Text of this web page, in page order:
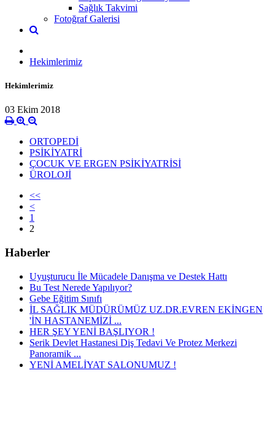
Sağlık Takvimi
Fotoğraf Galerisi
Hekimlerimiz
Hekimlerimiz
03 Ekim 2018
ORTOPEDİ
PSİKİYATRİ
ÇOCUK VE ERGEN PSİKİYATRİSİ
ÜROLOJİ
<<
<
1
2
Haberler
Uyuşturucu İle Mücadele Danışma ve Destek Hattı
Bu Test Nerede Yapılıyor?
Gebe Eğitim Sınıfı
İL SAĞLIK MÜDÜRÜMÜZ UZ.DR.EVREN EKİNGEN
'İN HASTANEMİZİ ...
HER ŞEY YENİ BAŞLIYOR !
Serik Devlet Hastanesi Diş Tedavi Ve Protez Merkezi
Panoramik ...
YENİ AMELİYAT SALONUMUZ !